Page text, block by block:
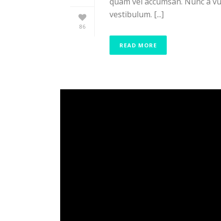
86
vestibulum. [...]
READ MORE